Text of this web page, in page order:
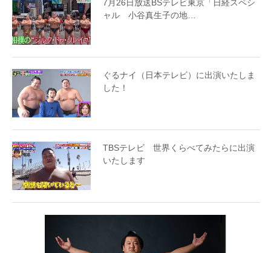
7月26日放送BSテレビ東京「日経スペシ
ャル 小谷真生子の地…
ぐるナイ（日本テレビ）に出演いたしま
した！
TBSテレビ 世界くらべてみたらに出演
いたします